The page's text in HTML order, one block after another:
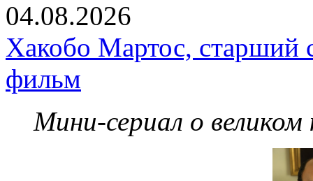
04.08.2026
Хакобо Мартос, старший
фильм
Мини-сериал о великом